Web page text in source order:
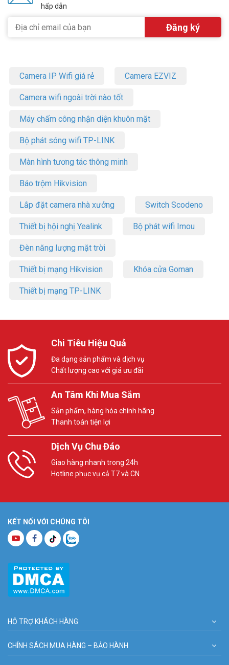
hấp dẫn
Camera IP Wifi giá rẻ Camera EZVIZ
Camera wifi ngoài trời nào tốt
Máy chấm công nhận diện khuôn mặt
Bộ phát sóng wifi TP-LINK
Màn hình tương tác thông minh
Báo trộm Hikvision
Lắp đặt camera nhà xưởng Switch Scodeno
Thiết bị hội nghị Yealink Bộ phát wifi Imou
Đèn năng lượng mặt trời
Thiết bị mạng Hikvision Khóa cửa Goman
Thiết bị mạng TP-LINK
Chi Tiêu Hiệu Quả
Đa dạng sản phẩm và dịch vụ
Chất lượng cao với giá ưu đãi
An Tâm Khi Mua Sắm
Sản phẩm, hàng hóa chính hãng
Thanh toán tiện lợi
Dịch Vụ Chu Đáo
Giao hàng nhanh trong 24h
Hotline phục vụ cả T7 và CN
KẾT NỐI VỚI CHÚNG TÔI
HỖ TRỢ KHÁCH HÀNG
CHÍNH SÁCH MUA HÀNG – BẢO HÀNH